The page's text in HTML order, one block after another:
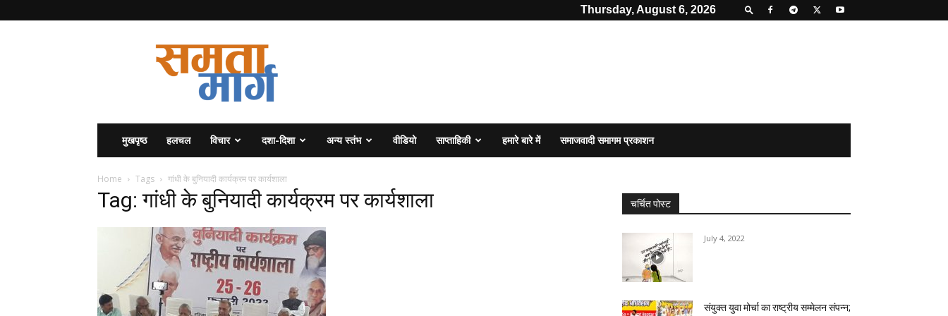
Thursday, August 6, 2026
मुखपृष्ठ हलचल विचार दशा-दिशा अन्य स्तंभ वीडियो साप्ताहिकी हमारे बारे में समाजवादी समागम प्रकाशन
Home Tags गांधी के बुनियादी कार्यक्रम पर कार्यशाला
Tag: गांधी के बुनियादी कार्यक्रम पर कार्यशाला चर्चित पोस्ट
July 4, 2022
संयुक्त युवा मोर्चा का राष्ट्रीय सम्मेलन संपन्न;